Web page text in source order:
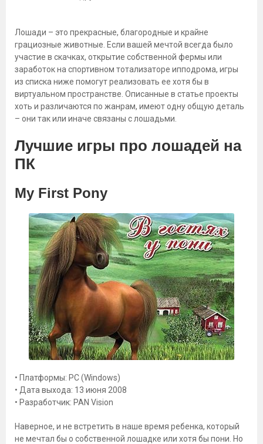
Лошади – это прекрасные, благородные и крайне
грациозные животные. Если вашей мечтой всегда было
участие в скачках, открытие собственной фермы или
заработок на спортивном тотализаторе ипподрома, игры
из списка ниже помогут реализовать ее хотя бы в
виртуальном пространстве. Описанные в статье проекты
хоть и различаются по жанрам, имеют одну общую деталь
– они так или иначе связаны с лошадьми.
Лучшие игры про лошадей на
ПК
My First Pony
• Платформы: PC (Windows)
• Дата выхода: 13 июня 2008
• Разработчик: PAN Vision
Наверное, и не встретить в наше время ребенка, который
не мечтал бы о собственной лошадке или хотя бы пони. Но